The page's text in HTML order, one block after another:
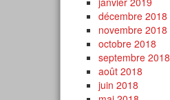
décembre 2018
novembre 2018
octobre 2018
septembre 2018
août 2018
juin 2018